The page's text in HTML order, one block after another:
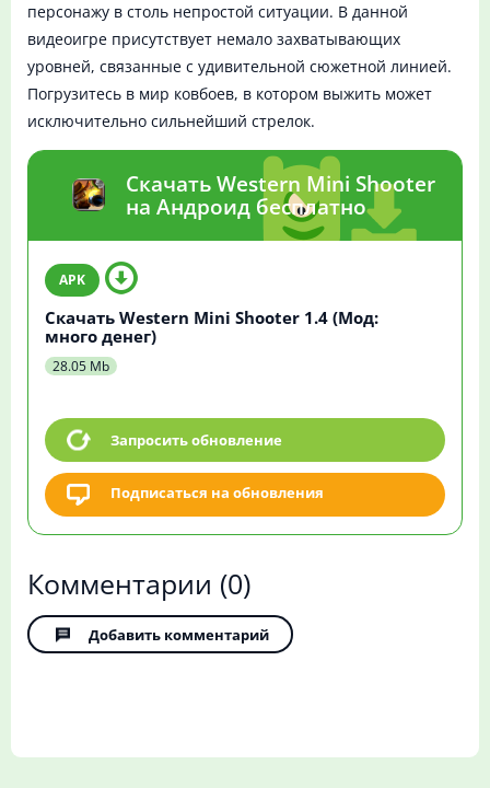
персонажу в столь непростой ситуации. В данной
видеоигре присутствует немало захватывающих
уровней, связанные с удивительной сюжетной линией.
Погрузитесь в мир ковбоев, в котором выжить может
исключительно сильнейший стрелок.
Скачать Western Mini Shooter
на Андроид бесплатно
Скачать Western Mini Shooter 1.4 (Мод:
много денег)
28.05 Mb
Запросить обновление
Подписаться на обновления
Комментарии (0)
Добавить комментарий